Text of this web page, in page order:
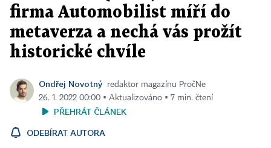
firma Automobilist míří do
metaverza a nechá vás prožít
historické chvíle
Ondřej Novotný
redaktor magazínu PročNe
26. 1. 2022 00:00 ▪ Aktualizováno ▪ 7 min. čtení
PŘEHRÁT ČLÁNEK
ODEBÍRAT AUTORA